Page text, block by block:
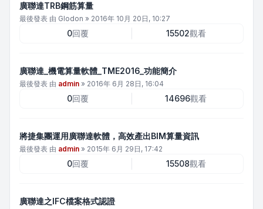
廣聯達TRB鋼筋算量
最後發表 由 Glodon » 2016年 10月 20日, 10:27
0回覆 15502觀看
廣聯達_機電算量軟體_TME2016_功能簡介
最後發表 由 admin » 2016年 6月 28日, 16:04
0回覆 14696觀看
將捷集團運用廣聯達軟體，高效產出BIM算量資訊
最後發表 由 admin » 2015年 6月 29日, 17:42
0回覆 15508觀看
廣聯達之IFC檔案格式認證